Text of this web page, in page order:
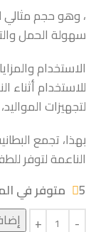
، وهو حجم مثالي
سهولة الحمل
الاستخدام
للاستخدام أثناء
لتجهيزات
بهذا، تجمع
الناعمة لتوفر
5 متوفر في المخزون